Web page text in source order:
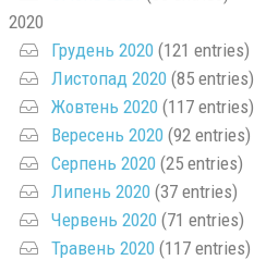
2020
Грудень 2020(121 entries)
Листопад 2020(85 entries)
Жовтень 2020(117 entries)
Вересень 2020(92 entries)
Серпень 2020(25 entries)
Липень 2020(37 entries)
Червень 2020(71 entries)
Травень 2020(117 entries)